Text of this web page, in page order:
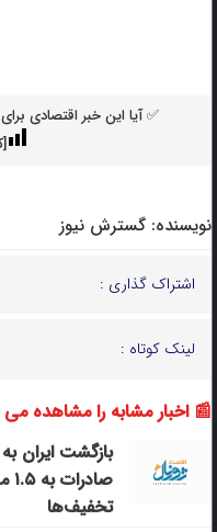
✅ آیا این خبر اقتصادی
نویسنده: گسترش نیوز
اشتراک گذاری :
لینک کوتاه :
📰 اخبار مشابه را مشاهده می
بازگشت ایران
تخفیف‌ها